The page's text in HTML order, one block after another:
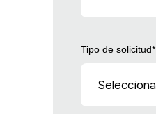
Tipo de solicitud*